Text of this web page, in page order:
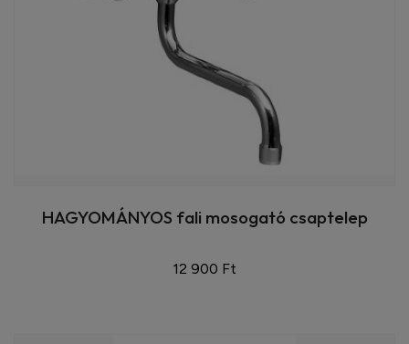
HAGYOMÁNYOS fali mosogató csaptelep
12 900 Ft